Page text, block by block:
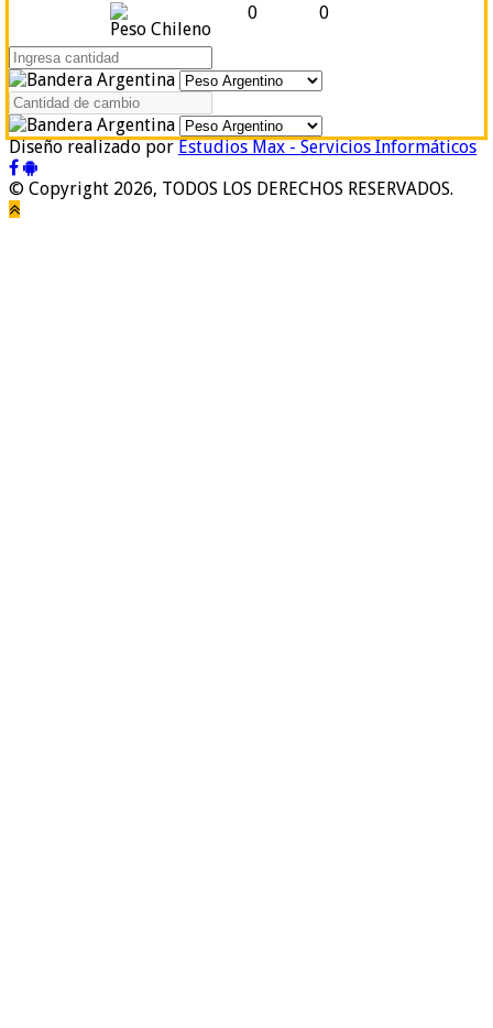
Peso Chileno
0 0
Diseño realizado porEstudios Max - Servicios Informáticos
© Copyright 2026, TODOS LOS DERECHOS RESERVADOS.